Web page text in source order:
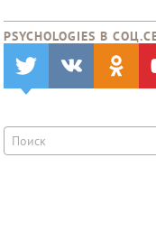
PSYCHOLOGIES В